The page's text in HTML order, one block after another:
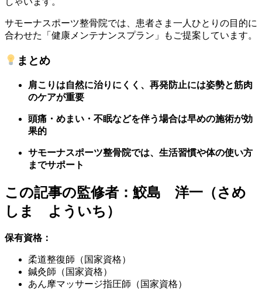
サモーナスポーツ整骨院では、患者さま一人ひとりの目的に
合わせた「健康メンテナンスプラン」もご提案しています。
まとめ
肩こりは自然に治りにくく、再発防止には姿勢と筋肉
のケアが重要
頭痛・めまい・不眠などを伴う場合は早めの施術が効
果的
サモーナスポーツ整骨院では、生活習慣や体の使い方
までサポート
この記事の監修者：鮫島 洋一（さめ
しま よういち）
保有資格：
柔道整復師（国家資格）
鍼灸師（国家資格）
あん摩マッサージ指圧師（国家資格）